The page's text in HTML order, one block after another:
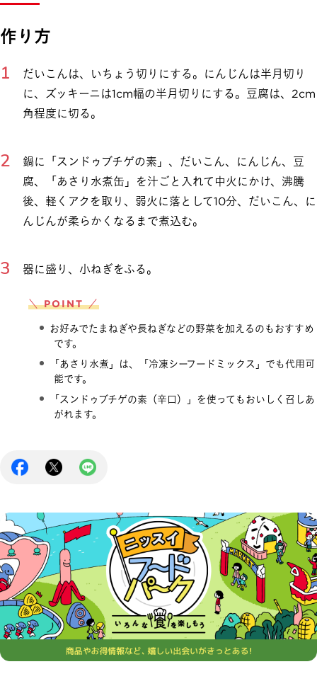
作り方
だいこんは、いちょう切りにする。にんじんは半月切り
に、ズッキーニは1cm幅の半月切りにする。豆腐は、2cm
角程度に切る。
鍋に「スンドゥブチゲの素」、だいこん、にんじん、豆
腐、「あさり水煮缶」を汁ごと入れて中火にかけ、沸騰
後、軽くアクを取り、弱火に落として10分、だいこん、に
んじんが柔らかくなるまで煮込む。
器に盛り、小ねぎをふる。
＼ POINT ／
お好みでたまねぎや長ねぎなどの野菜を加えるのもおすすめ
です。
「あさり水煮」は、「冷凍シーフードミックス」でも代用可
能です。
「スンドゥブチゲの素（辛口）」を使ってもおいしく召しあ
がれます。